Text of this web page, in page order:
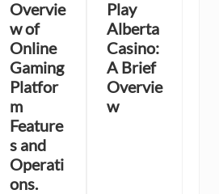
Overvie
w of
Online
Gaming
Platfor
m
Feature
s and
Operati
ons.
Play
Alberta
Casino:
A Brief
Overvie
w